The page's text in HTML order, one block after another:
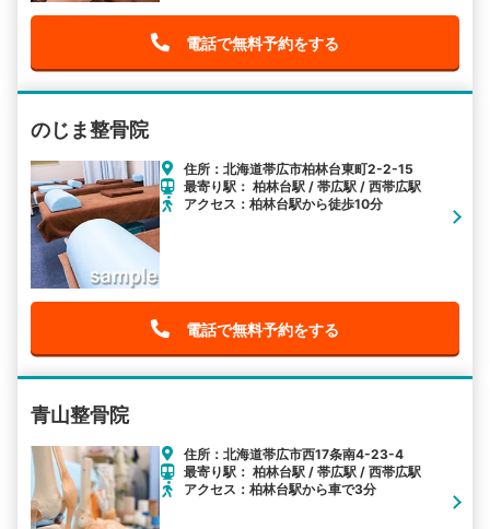
電話で無料予約をする
のじま整骨院
住所：北海道帯広市柏林台東町2-2-15
最寄り駅： 柏林台駅 / 帯広駅 / 西帯広駅
アクセス：柏林台駅から徒歩10分
電話で無料予約をする
青山整骨院
住所：北海道帯広市西17条南4-23-4
最寄り駅： 柏林台駅 / 帯広駅 / 西帯広駅
アクセス：柏林台駅から車で3分